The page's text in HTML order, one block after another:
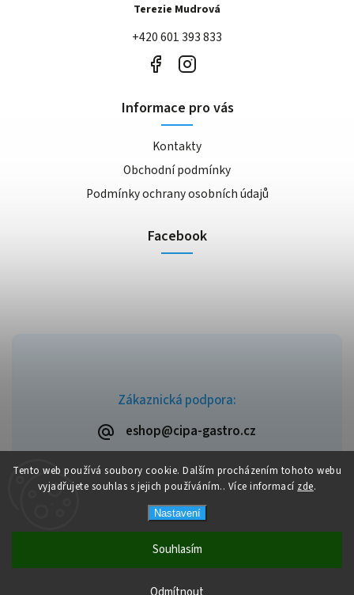
Tento web používá soubory cookie. Dalším procházením tohoto webu
vyjadřujete souhlas s jejich používáním.. Více informací zde.
Nastavení
Souhlasím
Doprava zdarma od výše objednávky 2.000 Kč, v případě nižší
Zákaznická podpora:
eshop@cipa-gastro.cz
Terezie Mudrová
+420 601 393 833
Informace pro vás
Kontakty
Obchodní podmínky
Podmínky ochrany osobních údajů
Facebook
Cipa-Gastro.cz. Všechna práva vyhrazena.
Upravit nastavení cookies
VytvořilShoptet | Design